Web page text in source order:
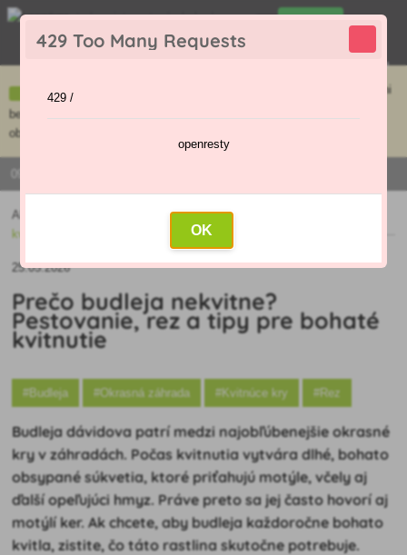
429 Too Many Requests
429 /
openresty
OK
Ceny uvedené na e-shope sa môžu líšiť od cien v kamennej predajni
bez objednávky. Tovar skladom pripravíme do 30 min na základe
objednávky. Predajňa je v sobotu zatvorená.
Menu
Aktuality
Prečo budleja nekvitne? Pestovanie, rez a tipy pre bohaté
kvitnutie
25.05.2026
Prečo budleja nekvitne?
Pestovanie, rez a tipy pre bohaté
kvitnutie
#Budleja #Okrasná záhrada #Kvitnúce kry #Rez
Budleja dávidova patrí medzi najobľúbenejšie okrasné
kry v záhradách. Počas kvitnutia vytvára dlhé, bohato
obsypané súkvetia, ktoré priťahujú motýle, včely aj
ďalší opeľujúci hmyz. Práve preto sa jej často hovorí aj
motýlí ker. Ak chcete, aby budleja každoročne bohato
kvitla, zistite, čo táto rastlina skutočne potrebuje.